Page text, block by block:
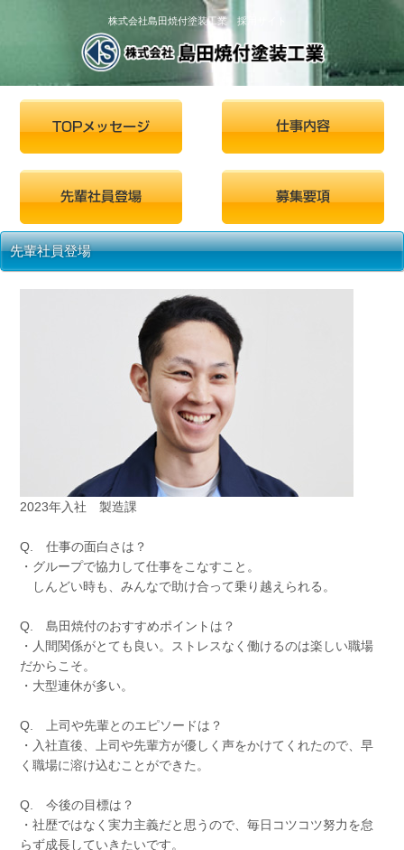
株式会社島田焼付塗装工業 採用サイト
先輩社員登場
2023年入社 製造課
Q. 仕事の面白さは？
・グループで協力して仕事をこなすこと。
しんどい時も、みんなで助け合って乗り越えられる。
Q. 島田焼付のおすすめポイントは？
・人間関係がとても良い。ストレスなく働けるのは楽しい職場
だからこそ。
・大型連休が多い。
Q. 上司や先輩とのエピソードは？
・入社直後、上司や先輩方が優しく声をかけてくれたので、早
く職場に溶け込むことができた。
Q. 今後の目標は？
・社歴ではなく実力主義だと思うので、毎日コツコツ努力を怠
らず成長していきたいです。